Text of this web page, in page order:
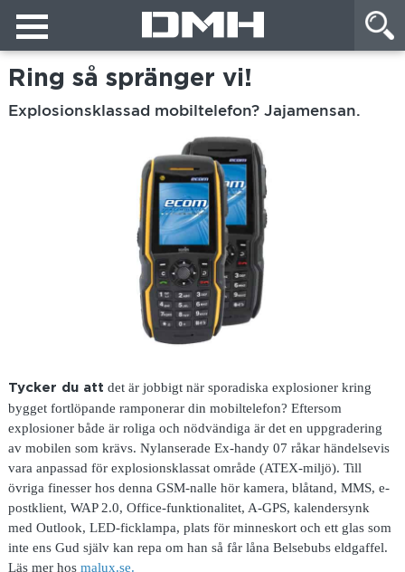
Ring så spränger vi!
Explosionsklassad mobiltelefon? Jajamensan.
Tycker du att det är jobbigt när sporadiska explosioner kring
bygget fortlöpande ramponerar din mobiltelefon? Eftersom
explosioner både är roliga och nödvändiga är det en uppgradering
av mobilen som krävs. Nylanserade Ex-handy 07 råkar händelsevis
vara anpassad för explosionsklassat område (ATEX-miljö). Till
övriga finesser hos denna GSM-nalle hör kamera, blåtand, MMS, e-
postklient, WAP 2.0, Office-funktionalitet, A-GPS, kalendersynk
med Outlook, LED-ficklampa, plats för minneskort och ett glas som
inte ens Gud själv kan repa om han så får låna Belsebubs eldgaffel.
Läs mer hos malux.se.